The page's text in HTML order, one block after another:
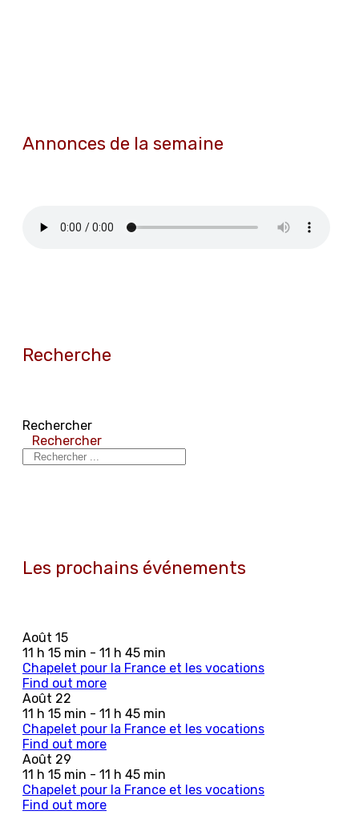
Annonces de la semaine
Recherche
Rechercher
Rechercher
Les prochains événements
Août 15
11 h 15 min - 11 h 45 min
Chapelet pour la France et les vocations
Find out more
Août 22
11 h 15 min - 11 h 45 min
Chapelet pour la France et les vocations
Find out more
Août 29
11 h 15 min - 11 h 45 min
Chapelet pour la France et les vocations
Find out more